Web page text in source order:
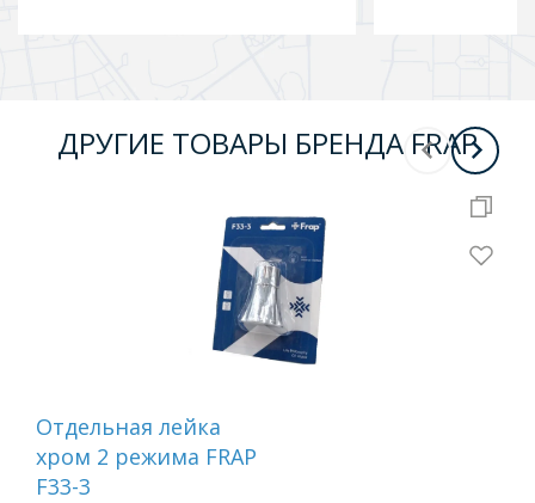
ДРУГИЕ ТОВАРЫ БРЕНДА FRAP
Отдельная лейка
хром 2 режима FRAP
F33-3